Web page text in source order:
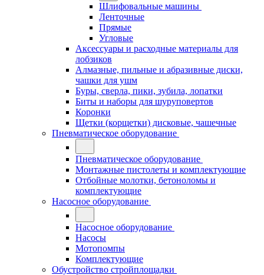
Шлифовальные машины
Ленточные
Прямые
Угловые
Аксессуары и расходные материалы для
лобзиков
Алмазные, пильные и абразивные диски,
чашки для ушм
Буры, сверла, пики, зубила, лопатки
Биты и наборы для шуруповертов
Коронки
Щетки (корщетки) дисковые, чашечные
Пневматическое оборудование
Пневматическое оборудование
Монтажные пистолеты и комплектующие
Отбойные молотки, бетоноломы и
комплектующие
Насосное оборудование
Насосное оборудование
Насосы
Мотопомпы
Комплектующие
Обустройство стройплощадки